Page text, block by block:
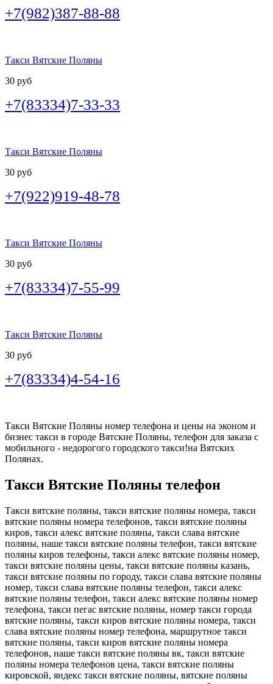
+7(982)387-88-88
Такси Вятские Поляны
30 руб
+7(83334)7-33-33
Такси Вятские Поляны
30 руб
+7(922)919-48-78
Такси Вятские Поляны
30 руб
+7(83334)7-55-99
Такси Вятские Поляны
30 руб
+7(83334)4-54-16
Такси Вятские Поляны номер телефона и цены на эконом и
бизнес такси в городе Вятские Поляны, телефон для заказа с
мобильного - недорогого городского такси!на Вятских
Полянах.
Такси Вятские Поляны телефон
Такси вятские поляны, такси вятские поляны номера, такси
вятские поляны номера телефонов, такси вятские поляны
киров, такси алекс вятские поляны, такси слава вятские
поляны, наше такси вятские поляны телефон, такси вятские
поляны киров телефоны, такси алекс вятские поляны номер,
такси вятские поляны цены, такси вятские поляны казань,
такси вятские поляны по городу, такси слава вятские поляны
номер, такси слава вятские поляны телефон, такси алекс
вятские поляны телефон, такси алекс вятские поляны номер
телефона, такси пегас вятские поляны, номер такси города
вятские поляны, такси киров вятские поляны номера, такси
слава вятские поляны номер телефона, маршрутное такси
вятские поляны, такси киров вятские поляны номера
телефонов, наше такси вятские поляны вк, такси вятские
поляны номера телефонов цена, такси вятские поляны
кировской, яндекс такси вятские поляны, вятские поляны